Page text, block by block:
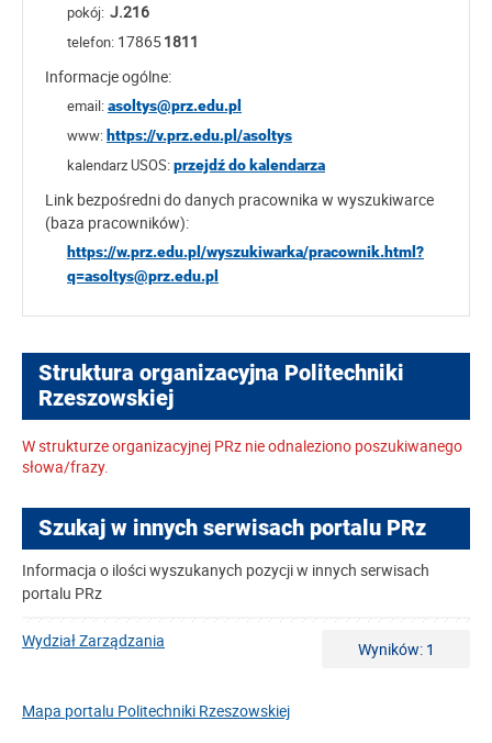
pokój: J.216
telefon: 178651811
Informacje ogólne:
email:asoltys@prz.edu.pl
www: https://v.prz.edu.pl/asoltys
kalendarz USOS:przejdź do kalendarza
Link bezpośredni do danych pracownika w wyszukiwarce
(baza pracowników):
https://w.prz.edu.pl/wyszukiwarka/pracownik.html?
q=asoltys@prz.edu.pl
Struktura organizacyjna Politechniki
Rzeszowskiej
W strukturze organizacyjnej PRz nie odnaleziono poszukiwanego
słowa/frazy.
Szukaj w innych serwisach portalu PRz
Informacja o ilości wyszukanych pozycji w innych serwisach
portalu PRz
Wydział Zarządzania Wyników: 1
Mapa portalu Politechniki Rzeszowskiej